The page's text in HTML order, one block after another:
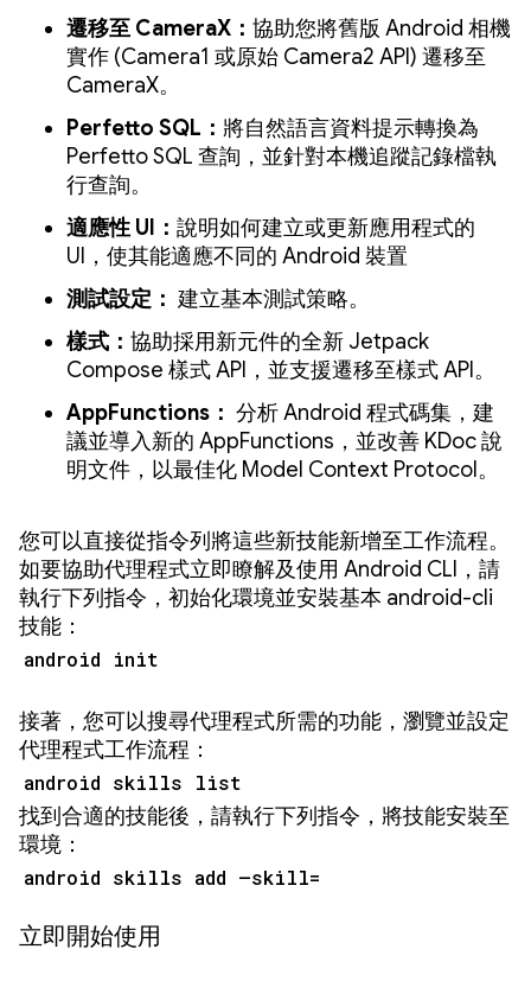
遷移至 CameraX： 協助您將舊版 Android 相機
實作 (Camera1 或原始 Camera2 API) 遷移至
CameraX。
Perfetto SQL： 將自然語言資料提示轉換為
Perfetto SQL 查詢，並針對本機追蹤記錄檔執
行查詢。
適應性 UI： 說明如何建立或更新應用程式的
UI，使其能適應不同的 Android 裝置
測試設定： 建立基本測試策略。
樣式： 協助採用新元件的全新 Jetpack
Compose 樣式 API，並支援遷移至樣式 API。
AppFunctions： 分析 Android 程式碼集，建
議並導入新的 AppFunctions，並改善 KDoc 說
明文件，以最佳化 Model Context Protocol。
您可以直接從指令列將這些新技能新增至工作流程。
如要協助代理程式立即瞭解及使用 Android CLI，請
執行下列指令，初始化環境並安裝基本 android-cli
技能：
android init
接著，您可以搜尋代理程式所需的功能，瀏覽並設定
代理程式工作流程：
android skills list
找到合適的技能後，請執行下列指令，將技能安裝至
環境：
android skills add –skill=
立即開始使用